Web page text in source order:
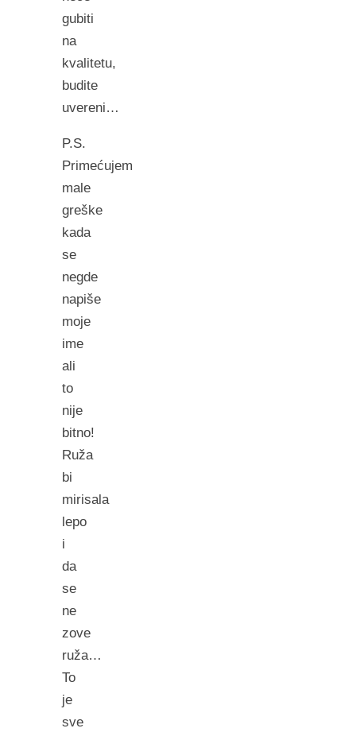
gubiti
na
kvalitetu,
budite
uvereni…
P.S.
Primećujem
male
greške
kada
se
negde
napiše
moje
ime
ali
to
nije
bitno!
Ruža
bi
mirisala
lepo
i
da
se
ne
zove
ruža…
To
je
sve